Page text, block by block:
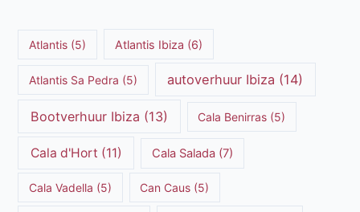
Atlantis (5) Atlantis Ibiza (6)
Atlantis Sa Pedra (5) autoverhuur Ibiza (14)
Bootverhuur Ibiza (13) Cala Benirras (5)
Cala d'Hort (11) Cala Salada(7)
Cala Vadella (5) Can Caus (5)